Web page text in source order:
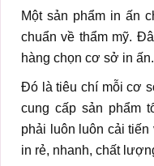
Một sản phẩm in ấn
chuẩn về thẩm mỹ.
hàng chọn cơ sở in ấn.
Đó là tiêu chí mỗi cơ
cung cấp sản phẩm
phải luôn luôn cải
in rẻ, nhanh, chất